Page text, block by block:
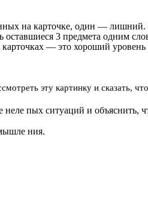
на карточке, один —
оставшиеся 3 предмета одним
— это хороший уровень
эту картинку и сказать,
пых ситуаций и объяснить,
ния.